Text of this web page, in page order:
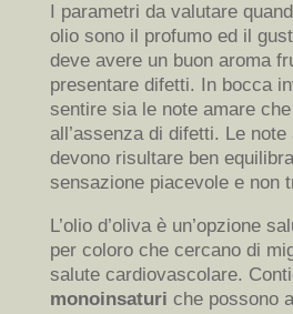
I parametri da valutare
olio sono il profumo ed il
deve avere un buon aroma
presentare difetti. In bocca
sentire sia le note amare
all’assenza di difetti. Le
devono risultare ben
sensazione piacevole e non
L’olio d’oliva è un’opzione
per coloro che cercano di
salute cardiovascolare.
monoinsaturi che possono